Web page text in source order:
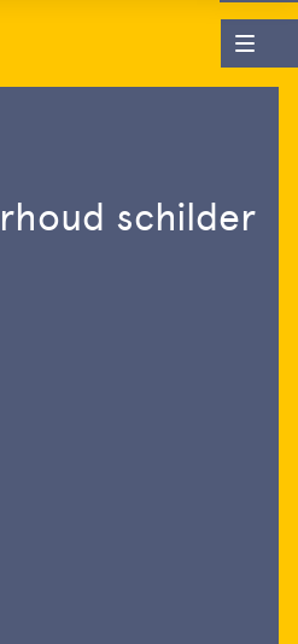
schilder